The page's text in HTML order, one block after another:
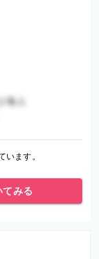
ます。
みる